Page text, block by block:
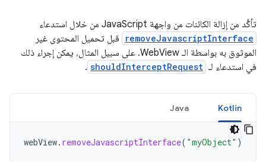
تأكَّد من إزالة الكائنات من واجهة JavaScript من خلال استدعاء
removeJavascriptInterface
قبل تحميل المحتوى غير
الموثوق به بواسطة الـ WebView. على سبيل المثال، يمكن إجراء ذلك
في استدعاء لـ shouldInterceptRequest
.
Kotlin
Java
webView. removeJavascriptInterface( "myObject" )